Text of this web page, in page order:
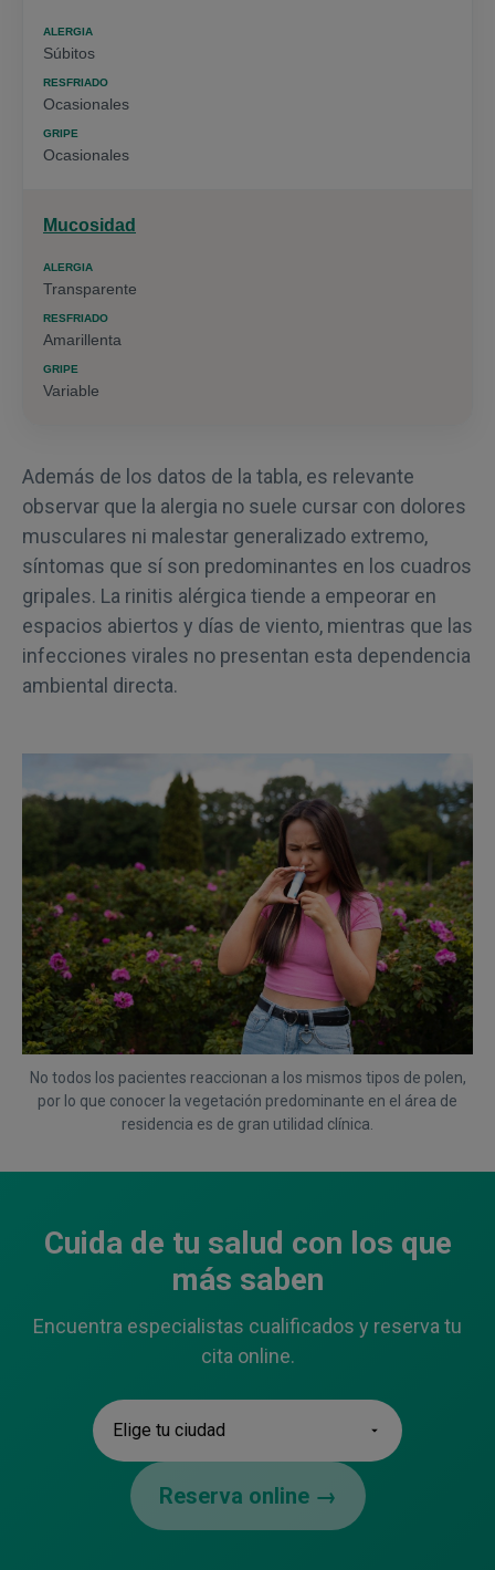
Súbitos
Ocasionales
Ocasionales
Mucosidad
Transparente
Amarillenta
Variable
Además de los datos de la tabla, es relevante
observar que la alergia no suele cursar con dolores
musculares ni malestar generalizado extremo,
síntomas que sí son predominantes en los cuadros
gripales. La rinitis alérgica tiende a empeorar en
espacios abiertos y días de viento, mientras que las
infecciones virales no presentan esta dependencia
ambiental directa.
No todos los pacientes reaccionan a los mismos tipos de polen,
por lo que conocer la vegetación predominante en el área de
residencia es de gran utilidad clínica.
Cuida de tu salud con los que
más saben
Encuentra especialistas cualificados y reserva tu
cita online.
Reserva online →